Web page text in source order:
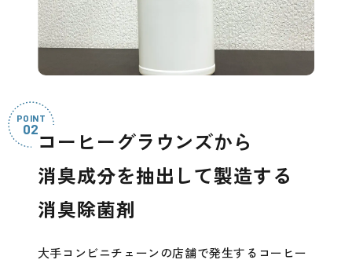
コーヒーグラウンズから
消臭成分を抽出して製造する
消臭除菌剤
大手コンビニチェーンの店舗で発生するコーヒー